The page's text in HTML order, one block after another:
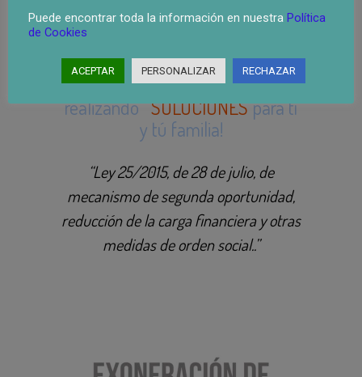
Nuestros Clientes:
Tenemos más de2.000 +
Confiando año tras año,
realizandoSOLUCIONESpara tí
y tú familia!
“Ley 25/2015, de 28 de julio, de
mecanismo de segunda oportunidad,
reducción de la carga financiera y otras
medidas de orden social..”
Puede encontrar toda la información en nuestra Política
de Cookies
ACEPTAR PERSONALIZAR RECHAZAR